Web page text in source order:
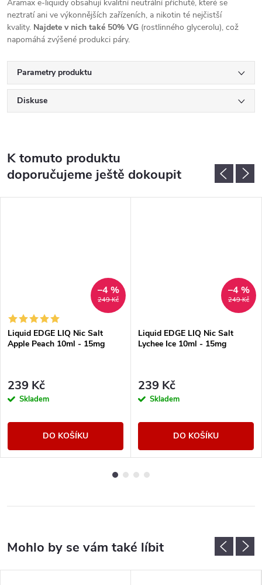
Aramax e-liquidy obsahují kvalitní neutrální příchutě, které se
neztratí ani ve výkonnějších zařízeních, a nikotin té nejčistší
kvality. Najdete v nich také 50% VG (rostlinného glycerolu), což
napomáhá zvýšené produkci páry.
Parametry produktu
Diskuse
K tomuto produktu
doporučujeme ještě dokoupit
249 Kč
–4 %
Liquid EDGE LIQ Nic Salt
Apple Peach 10ml - 15mg
239 Kč
Skladem
DO KOŠÍKU
249 Kč
–4 %
Liquid EDGE LIQ Nic Salt
Lychee Ice 10ml - 15mg
239 Kč
Skladem
DO KOŠÍKU